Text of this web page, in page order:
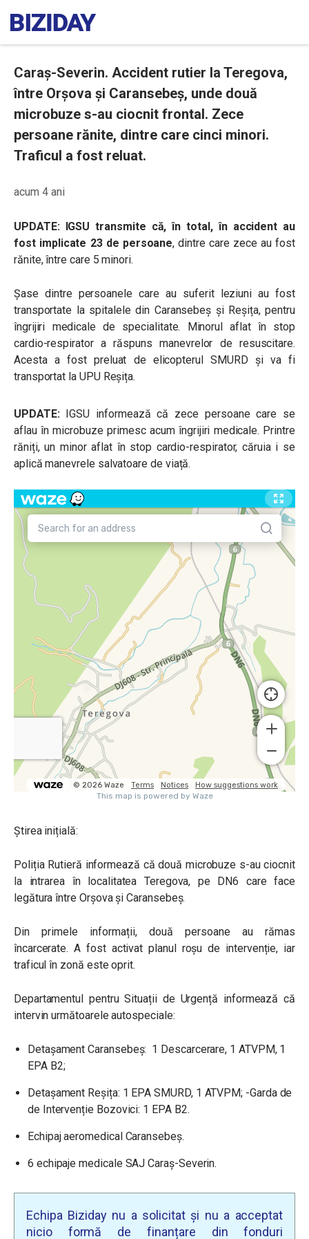
Caraș-Severin. Accident rutier la Teregova,
între Orșova și Caransebeș, unde două
microbuze s-au ciocnit frontal. Zece
persoane rănite, dintre care cinci minori.
Traficul a fost reluat.
acum 4 ani
UPDATE: IGSU transmite că, în total, în accident au
fost implicate 23 de persoane, dintre care zece au fost
rănite, între care 5 minori.
Șase dintre persoanele care au suferit leziuni au fost
transportate la spitalele din Caransebeș și Reșița, pentru
îngrijiri medicale de specialitate. Minorul aflat în stop
cardio-respirator a răspuns manevrelor de resuscitare.
Acesta a fost preluat de elicopterul SMURD și va fi
transportat la UPU Reșița.
UPDATE:IGSU informează că zece persoane care se
aflau în microbuze primesc acum îngrijiri medicale. Printre
răniți, un minor aflat în stop cardio-respirator, căruia i se
aplică manevrele salvatoare de viață.
Știrea inițială:
Poliția Rutieră informează că două microbuze s-au ciocnit
la intrarea în localitatea Teregova, pe DN6 care face
legătura între Orșova și Caransebeș.
Din primele informații, două persoane au rămas
încarcerate. A fost activat planul roșu de intervenție, iar
traficul în zonă este oprit.
Departamentul pentru Situații de Urgență informează că
intervin următoarele autospeciale:
Detașament Caransebeș: 1 Descarcerare, 1 ATVPM, 1
EPA B2;
Detașament Reșița: 1 EPA SMURD, 1 ATVPM; -Garda de
de Intervenție Bozovici: 1 EPA B2.
Echipaj aeromedical Caransebeș.
6 echipaje medicale SAJ Caraș-Severin.
Echipa Biziday nu a solicitat și nu a acceptat
nicio formă de finanțare din fonduri